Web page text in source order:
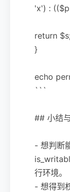
'x') :
return
}
echo
```
## 小结
- 想判断
行环境。
- 想得到